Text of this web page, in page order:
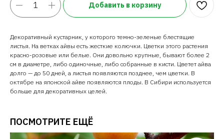
Добавить в корзину
Декоративный кустарник, у которого темно-зеленые блестящие
листья. На ветках айвы есть жесткие колючки. Цветки этого растения
красно-розовые или белые. Они довольно крупные, бывают более 2
см в диаметре, либо одиночные, либо собранные в кисти. Цветет айва
долго — до 50 дней, а листья появляются позднее, чем цветки. В
октябре на японской айве появляются плоды. В Сибири используется
больше для декоративных целей.
ПОСМОТРИТЕ ЕЩЁ